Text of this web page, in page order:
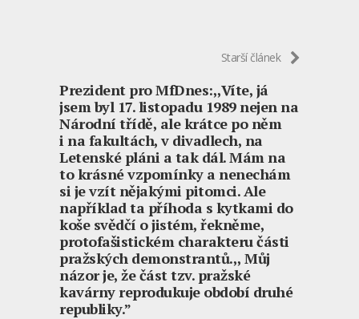
Starší článek
Prezident pro MfDnes:,,Víte, já
jsem byl 17. listopadu 1989 nejen na
Národní třídě, ale krátce po něm
i na fakultách, v divadlech, na
Letenské pláni a tak dál. Mám na
to krásné vzpomínky a nenechám
si je vzít nějakými pitomci. Ale
například ta příhoda s kytkami do
koše svědčí o jistém, řekněme,
protofašistickém charakteru části
pražských demonstrantů.,, Můj
názor je, že část tzv. pražské
kavárny reprodukuje období druhé
republiky.”